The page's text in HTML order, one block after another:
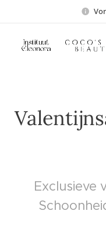
Exclusieve